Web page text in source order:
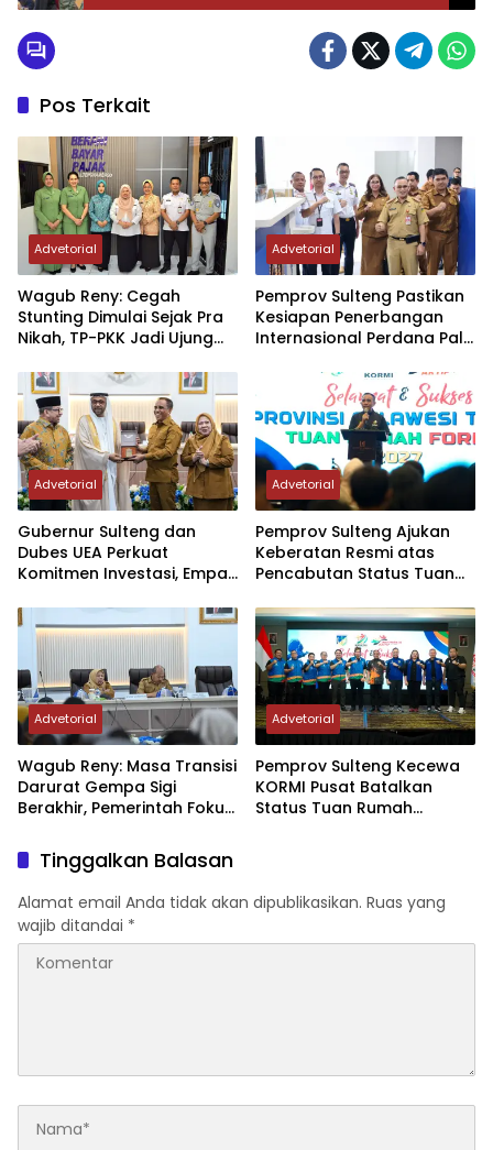
Pos Terkait
Advetorial
Wagub Reny: Cegah
Stunting Dimulai Sejak Pra
Nikah, TP-PKK Jadi Ujung
Advetorial
Pemprov Sulteng Pastikan
Kesiapan Penerbangan
Internasional Perdana Palu
Advetorial
Gubernur Sulteng dan
Dubes UEA Perkuat
Komitmen Investasi, Empat
Advetorial
Pemprov Sulteng Ajukan
Keberatan Resmi atas
Pencabutan Status Tuan
2027
Advetorial
Wagub Reny: Masa Transisi
Darurat Gempa Sigi
Berakhir, Pemerintah Fokus
Advetorial
Pemprov Sulteng Kecewa
KORMI Pusat Batalkan
Status Tuan Rumah
Tinggalkan Balasan
Alamat email Anda tidak akan dipublikasikan. Ruas yang
wajib ditandai *